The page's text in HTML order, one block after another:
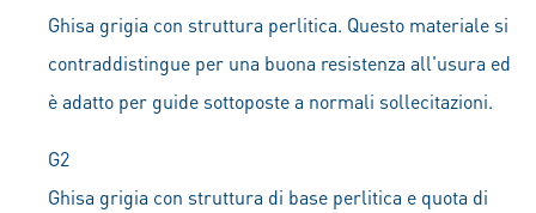
Ghisa grigia con struttura perlitica. Questo materiale si
contraddistingue per una buona resistenza all'usura ed
è adatto per guide sottoposte a normali sollecitazioni.
G2
Ghisa grigia con struttura di base perlitica e quota di